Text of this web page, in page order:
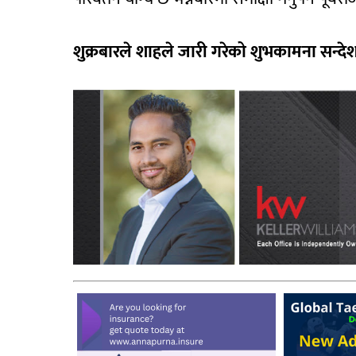
शुक्रबारले शाहले जारी गरेको शुभकामना